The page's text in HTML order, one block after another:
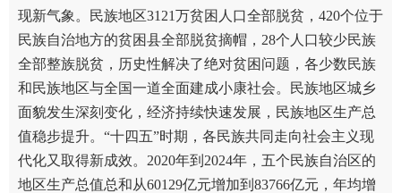
现新气象。民族地区3121万贫困人口全部脱贫，420个位于
民族自治地方的贫困县全部脱贫摘帽，28个人口较少民族
全部整族脱贫，历史性解决了绝对贫困问题，各少数民族
和民族地区与全国一道全面建成小康社会。民族地区城乡
面貌发生深刻变化，经济持续快速发展，民族地区生产总
值稳步提升。“十四五”时期，各民族共同走向社会主义现
代化又取得新成效。2020年到2024年，五个民族自治区的
地区生产总值总和从60129亿元增加到83766亿元，年均增